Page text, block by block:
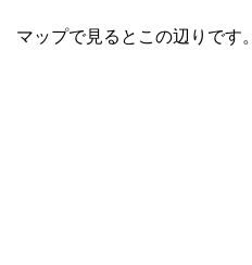
マップで見るとこの辺りです。